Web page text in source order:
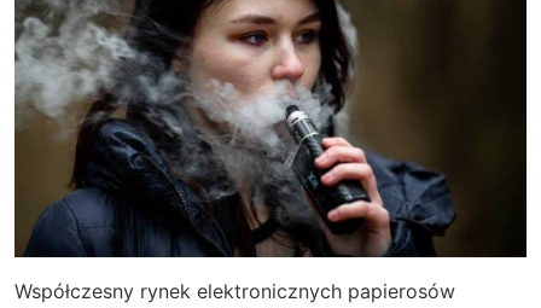
Współczesny rynek elektronicznych papierosów